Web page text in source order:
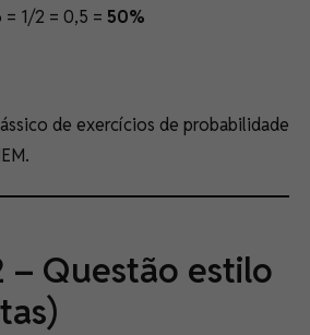
1/2 = 0,5 = 50%
de exercícios de probabilidade
– Questão estilo